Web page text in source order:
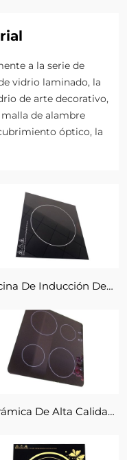
a la serie de
vidrio laminado, la
de arte decorativo,
de alambre
óptico, la
De Inducción De
Cerámico Vidrio
De Alta Calidad
Cubierta De Cocina